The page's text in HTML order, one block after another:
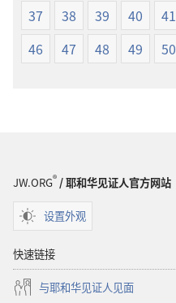
37
38 39 40 41
46
47 48 49 50
JW.ORG® / 耶和华见证人官方网站
设置外观
快速链接
与耶和华见证人见面